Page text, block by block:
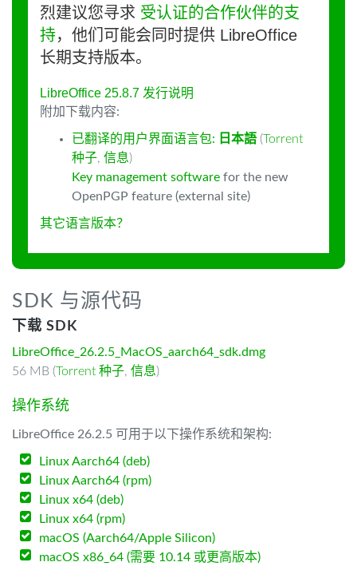
烈建议您寻求 受认证的合作伙伴的支
持，他们可能会同时提供 LibreOffice
长期支持版本。
LibreOffice 25.8.7 发行说明
附加下载内容:
已翻译的用户界面语言包: 日本語 (Torrent
种子, 信息)
Key management software for the new
OpenPGP feature (external site)
其它语言版本？
SDK 与源代码
下载 SDK
LibreOffice_26.2.5_MacOS_aarch64_sdk.dmg
56 MB (Torrent 种子, 信息)
操作系统
LibreOffice 26.2.5 可用于以下操作系统和架构:
Linux Aarch64 (deb)
Linux Aarch64 (rpm)
Linux x64 (deb)
Linux x64 (rpm)
macOS (Aarch64/Apple Silicon)
macOS x86_64 (需要 10.14 或更高版本)